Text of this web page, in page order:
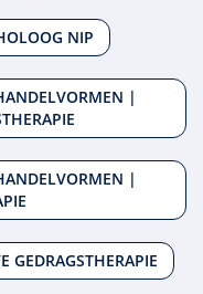
NIP
|
|
GEDRAGSTHERAPIE